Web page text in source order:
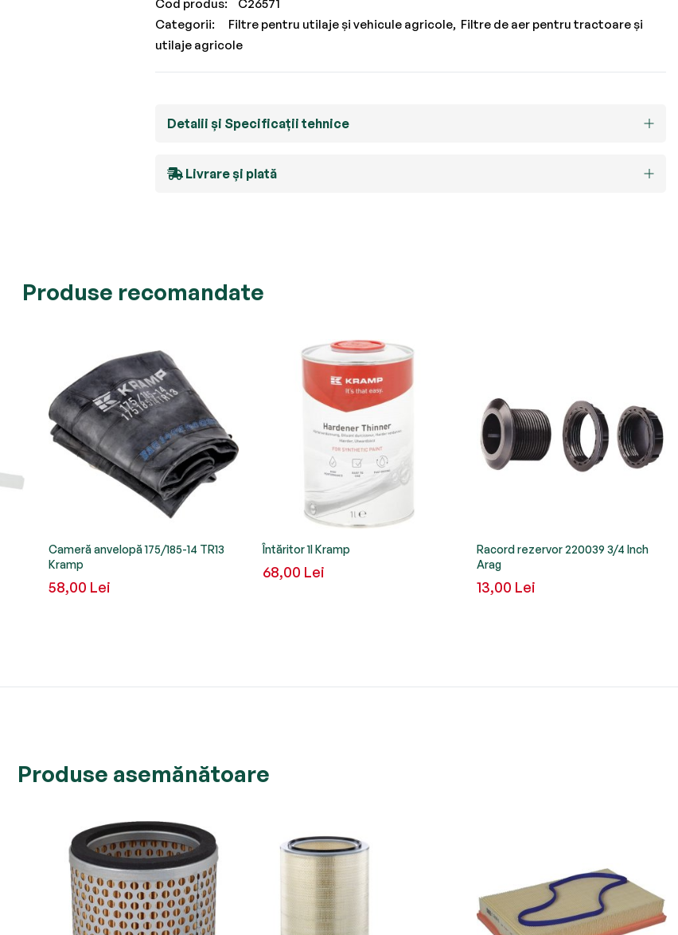
Cod produs
C26571
Categorii:
Filtre pentru utilaje și vehicule agricole Filtre de aer pentru tractoare și
utilaje agricole
Detalii și Specificații tehnice
Livrare și plată
Produse recomandate
Cameră anvelopă 175/185-14 TR13
Kramp
58,00 Lei
Întăritor 1l Kramp
68,00 Lei
Racord rezervor 220039 3/4 Inch
Arag
13,00 Lei
Produse asemănătoare